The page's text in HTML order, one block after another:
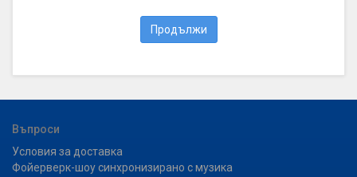
Продължи
Въпроси
Условия за доставка
Фойерверк-шоу синхронизирано с музика